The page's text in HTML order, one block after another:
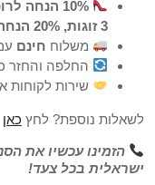
3 זוגות, 20% הנחה לרוכשים 4 זוגות ומעלה.
משלוח חינם
החלפה והחזר
שירות לקוחות
לשאלות נוספת? לחץ כאן
הזמינו עכשיו את
ישראלית בכל צעד!